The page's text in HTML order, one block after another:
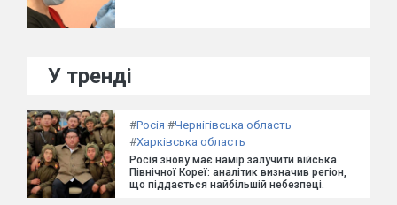
У тренді
#Росія #Чернігівська область
#Харківська область
Росія знову має намір залучити війська
Північної Кореї: аналітик визначив регіон,
що піддається найбільшій небезпеці.